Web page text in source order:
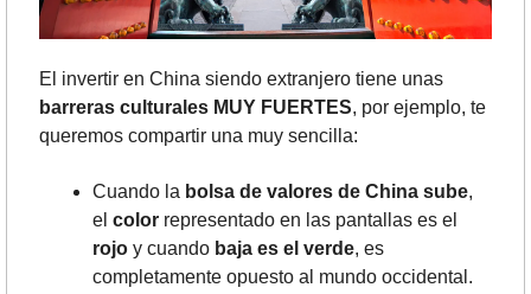
barreras culturales MUY FUERTES, por ejemplo, te
queremos compartir una muy sencilla:
Cuando la bolsa de valores de China sube,
el color
rojo y cuando baja es el verde, es
completamente opuesto al mundo occidental.